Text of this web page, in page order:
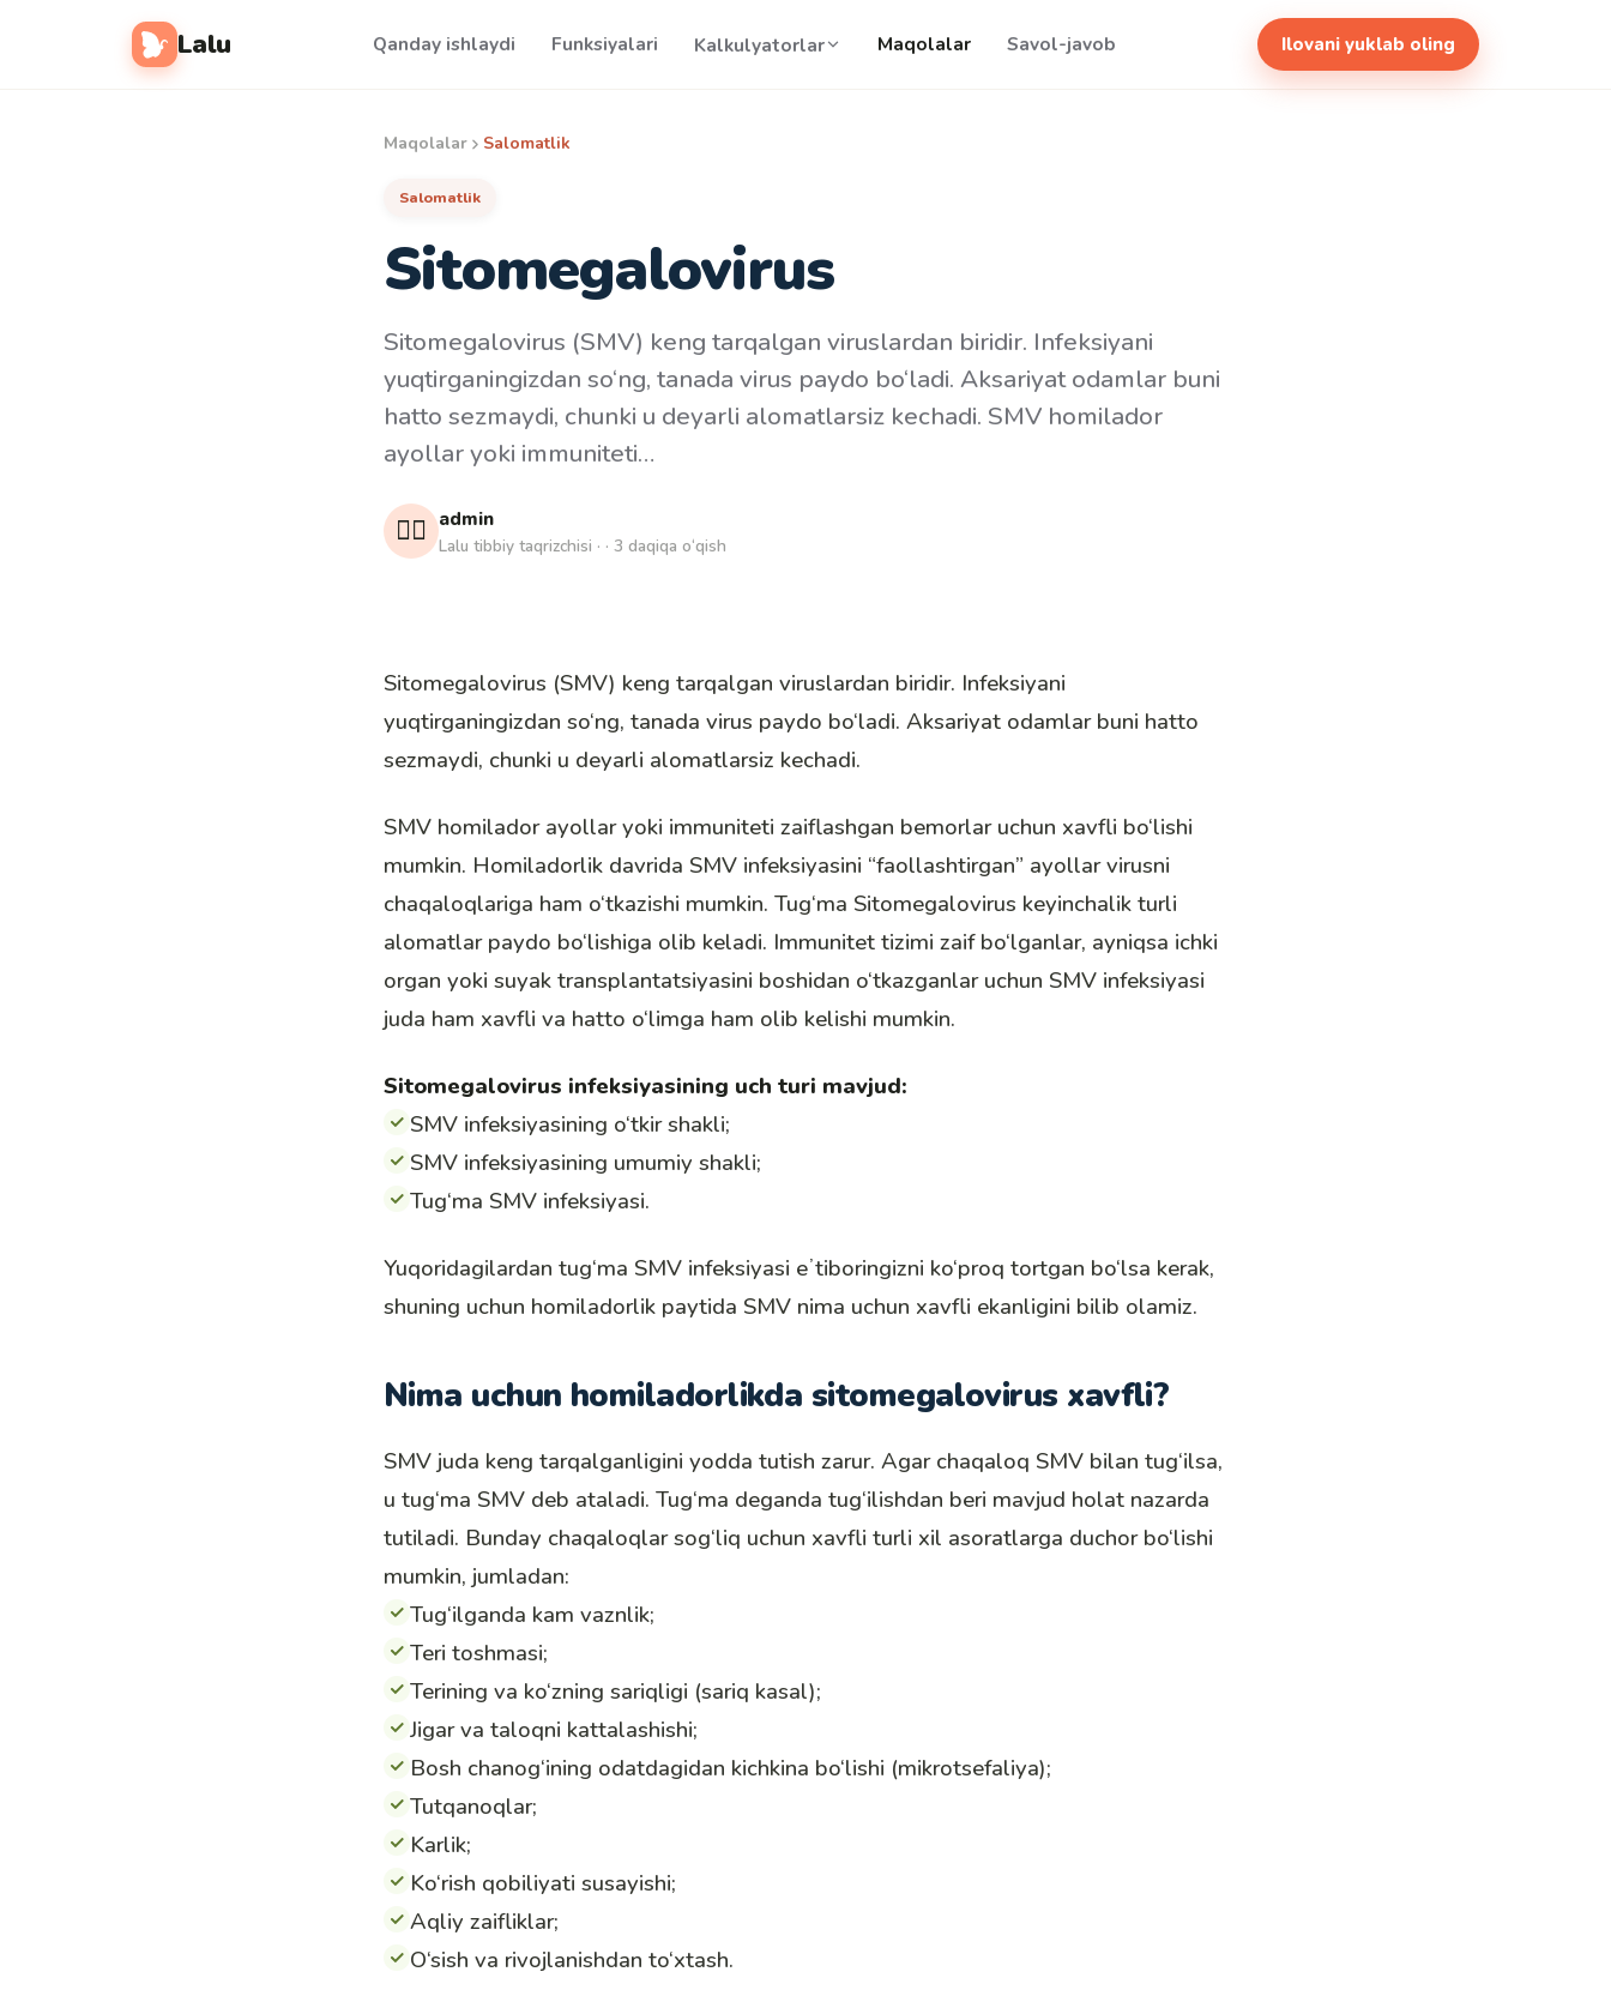
Lalu Qanday ishlaydi Funksiyalari Kalkulyatorlar Maqolalar Savol-javob Ilovani yuklab oling
Maqolalar Salomatlik
Salomatlik
Sitomegalovirus
Sitomegalovirus (SMV) keng tarqalgan viruslardan biridir. Infeksiyani
yuqtirganingizdan so‘ng, tanada virus paydo bo‘ladi. Aksariyat odamlar buni
hatto sezmaydi, chunki u deyarli alomatlarsiz kechadi. SMV homilador
ayollar yoki immuniteti…
👩‍⚕️ admin
Lalu tibbiy taqrizchisi · · 3 daqiqa o‘qish
Sitomegalovirus (SMV) keng tarqalgan viruslardan biridir. Infeksiyani
yuqtirganingizdan so‘ng, tanada virus paydo bo‘ladi. Aksariyat odamlar buni hatto
sezmaydi, chunki u deyarli alomatlarsiz kechadi.
SMV homilador ayollar yoki immuniteti zaiflashgan bemorlar uchun xavfli bo‘lishi
mumkin. Homiladorlik davrida SMV infeksiyasini “faollashtirgan” ayollar virusni
chaqaloqlariga ham o‘tkazishi mumkin. Tug‘ma Sitomegalovirus keyinchalik turli
alomatlar paydo bo‘lishiga olib keladi. Immunitet tizimi zaif bo‘lganlar, ayniqsa ichki
organ yoki suyak transplantatsiyasini boshidan o‘tkazganlar uchun SMV infeksiyasi
juda ham xavfli va hatto o‘limga ham olib kelishi mumkin.
Sitomegalovirus infeksiyasining uch turi mavjud:
SMV infeksiyasining o‘tkir shakli;
SMV infeksiyasining umumiy shakli;
Tug‘ma SMV infeksiyasi.
Yuqoridagilardan tug‘ma SMV infeksiyasi eʼtiboringizni ko‘proq tortgan bo‘lsa kerak,
shuning uchun homiladorlik paytida SMV nima uchun xavfli ekanligini bilib olamiz.
Nima uchun homiladorlikda sitomegalovirus xavfli?
SMV juda keng tarqalganligini yodda tutish zarur. Agar chaqaloq SMV bilan tug‘ilsa,
u tug‘ma SMV deb ataladi. Tug‘ma deganda tug‘ilishdan beri mavjud holat nazarda
tutiladi. Bunday chaqaloqlar sog‘liq uchun xavfli turli xil asoratlarga duchor bo‘lishi
mumkin, jumladan:
Tug‘ilganda kam vaznlik;
Teri toshmasi;
Terining va ko‘zning sariqligi (sariq kasal);
Jigar va taloqni kattalashishi;
Bosh chanog‘ining odatdagidan kichkina bo‘lishi (mikrotsefaliya);
Tutqanoqlar;
Karlik;
Ko‘rish qobiliyati susayishi;
Aqliy zaifliklar;
O‘sish va rivojlanishdan to‘xtash.